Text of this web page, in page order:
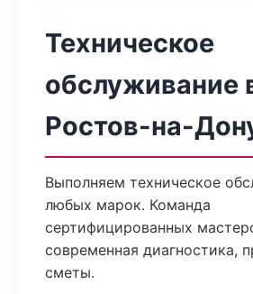
Техническое
обслуживание
Ростов-на-
Выполняем техническое
любых марок. Команда
сертифицированных
современная диагностика,
сметы.